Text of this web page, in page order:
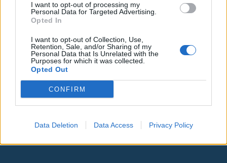
I want to opt-out of processing my
Personal Data for Targeted Advertising.
Opted In
I want to opt-out of Collection, Use,
Retention, Sale, and/or Sharing of my
Personal Data that Is Unrelated with the
Purposes for which it was collected.
Opted Out
CONFIRM
Data Deletion Data Access Privacy Policy
00:00
Leonardo Maria Del Vecchio dall'ex compagna